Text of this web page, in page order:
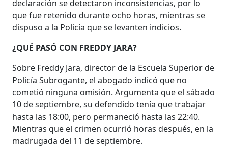
declaración se detectaron inconsistencias, por lo
que fue retenido durante ocho horas, mientras se
dispuso a la Policía que se levanten indicios.
¿QUÉ PASÓ CON FREDDY JARA?
Sobre Freddy Jara, director de la Escuela Superior de
Policía Subrogante, el abogado indicó que no
cometió ninguna omisión. Argumenta que el sábado
10 de septiembre, su defendido tenía que trabajar
hasta las 18:00, pero permaneció hasta las 22:40.
Mientras que el crimen ocurrió horas después, en la
madrugada del 11 de septiembre.